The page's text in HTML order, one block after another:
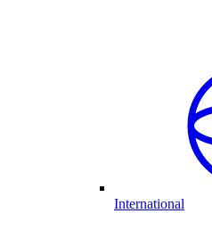
International